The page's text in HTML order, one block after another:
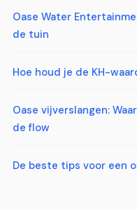
Oase Water
de tuin
Hoe houd je de KH-
Oase vijverslangen:
de flow
De beste tips voor een